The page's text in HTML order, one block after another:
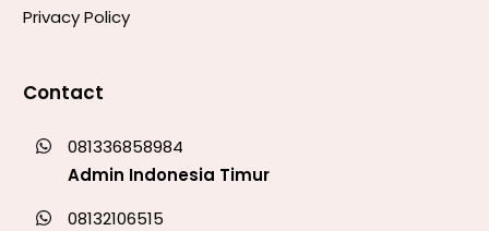
Privacy Policy
Contact
081336858984
Admin Indonesia Timur
08132106515